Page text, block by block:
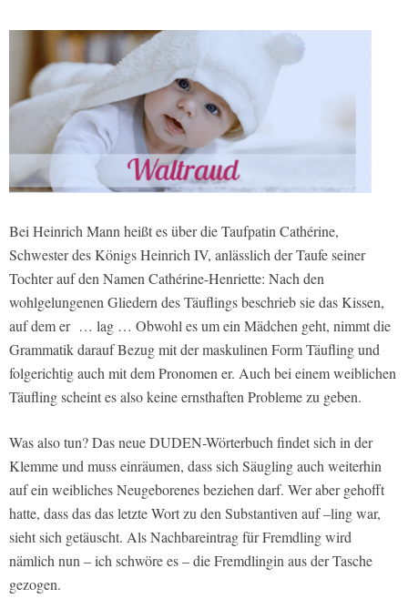
Bei Heinrich Mann heißt es über die Taufpatin Cathérine,
Schwester des Königs Heinrich IV, anlässlich der Taufe seiner
Tochter auf den Namen Cathérine-Henriette: Nach den
wohlgelungenen Gliedern des Täuflings beschrieb sie das Kissen,
auf dem er … lag … Obwohl es um ein Mädchen geht, nimmt die
Grammatik darauf Bezug mit der maskulinen Form Täufling und
folgerichtig auch mit dem Pronomen er. Auch bei einem weiblichen
Täufling scheint es also keine ernsthaften Probleme zu geben.
Was also tun? Das neue DUDEN-Wörterbuch findet sich in der
Klemme und muss einräumen, dass sich Säugling auch weiterhin
auf ein weibliches Neugeborenes beziehen darf. Wer aber gehofft
hatte, dass das das letzte Wort zu den Substantiven auf –ling war,
sieht sich getäuscht. Als Nachbareintrag für Fremdling wird
nämlich nun – ich schwöre es – die Fremdlingin aus der Tasche
gezogen.